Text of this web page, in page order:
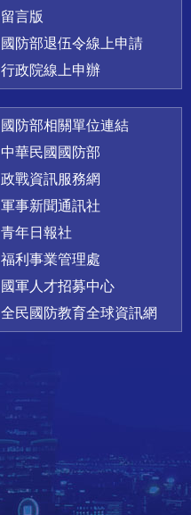
留言版
國防部退伍令線上申請
行政院線上申辦
國防部相關單位連結
中華民國國防部
政戰資訊服務網
軍事新聞通訊社
青年日報社
福利事業管理處
國軍人才招募中心
全民國防教育全球資訊網